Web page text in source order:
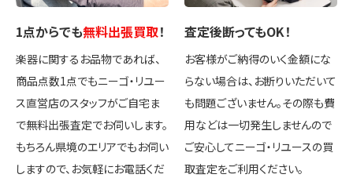
1点からでも無料出張買取！
楽器に関するお品物であれば、
商品点数1点でもニーゴ・リユー
ス直営店のスタッフがご自宅ま
で無料出張査定でお伺いします。
もちろん県境のエリアでもお伺い
しますので、お気軽にお電話くだ
査定後断ってもOK！
お客様がご納得のいく金額にな
らない場合は、お断りいただいて
も問題ございません。その際も費
用などは一切発生しませんので
ご安心してニーゴ・リユースの買
取査定をご利用ください。